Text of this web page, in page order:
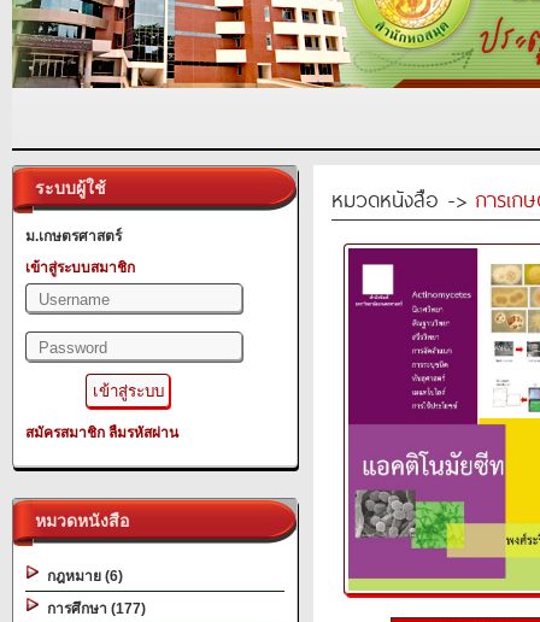
ระบบผู้ใช้
ม.เกษตรศาสตร์
เข้าสู่ระบบสมาชิก
สมัครสมาชิก ลืมรหัสผ่าน
หมวดหนังสือ
กฎหมาย (6)
การศึกษา (177)
หมวดหนังสือ -> การเก